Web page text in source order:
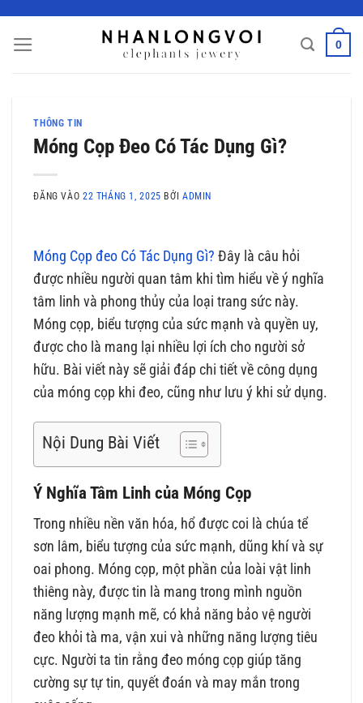
nội
0
THÔNG TIN
Móng Cọp Đeo Có Tác Dụng Gì?
ĐĂNG VÀO 22 THÁNG 1, 2025 BỞI ADMIN
Móng Cọp đeo Có Tác Dụng Gì? Đây là câu hỏi
được nhiều người quan tâm khi tìm hiểu về ý nghĩa
tâm linh và phong thủy của loại trang sức này.
Móng cọp, biểu tượng của sức mạnh và quyền uy,
được cho là mang lại nhiều lợi ích cho người sở
hữu. Bài viết này sẽ giải đáp chi tiết về công dụng
của móng cọp khi đeo, cũng như lưu ý khi sử dụng.
Nội Dung Bài Viết
Ý Nghĩa Tâm Linh của Móng Cọp
Trong nhiều nền văn hóa, hổ được coi là chúa tể
sơn lâm, biểu tượng của sức mạnh, dũng khí và sự
oai phong. Móng cọp, một phần của loài vật linh
thiêng này, được tin là mang trong mình nguồn
năng lượng mạnh mẽ, có khả năng bảo vệ người
đeo khỏi tà ma, vận xui và những năng lượng tiêu
cực. Người ta tin rằng đeo móng cọp giúp tăng
cường sự tự tin, quyết đoán và may mắn trong